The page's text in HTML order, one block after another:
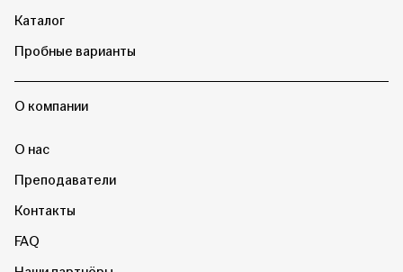
Каталог
Пробные варианты
О компании
О нас
Преподаватели
Контакты
FAQ